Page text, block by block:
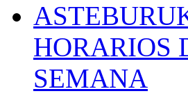
HORARIOS
SEMANA